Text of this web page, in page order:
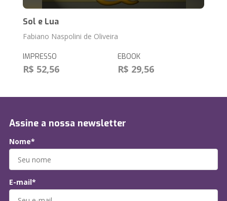
Sol e Lua
Fabiano Naspolini de Oliveira
IMPRESSO
R$ 52,56
EBOOK
R$ 29,56
Assine a nossa newsletter
Nome*
E-mail*